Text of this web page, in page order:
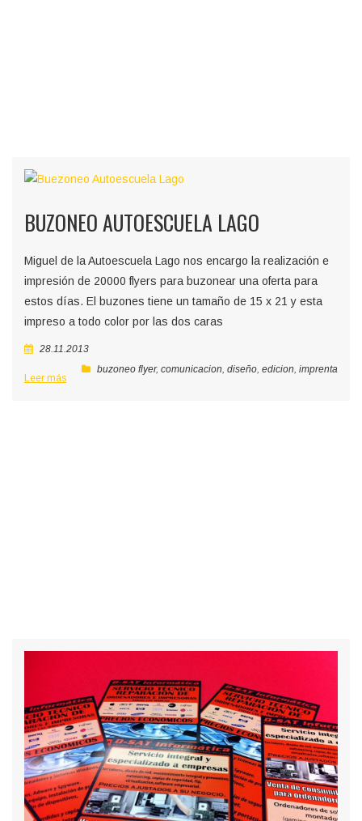
BUZONEO AUTOESCUELA LAGO
Miguel de la Autoescuela Lago nos encargo la realización e
impresión de 20000 flyers para buzonear una oferta para
estos días. El buzones tiene un tamaño de 15 x 21 y esta
impreso a todo color por las dos caras
28.11.2013
buzoneo flyer, comunicacion, diseño, edicion, imprenta
Leer más